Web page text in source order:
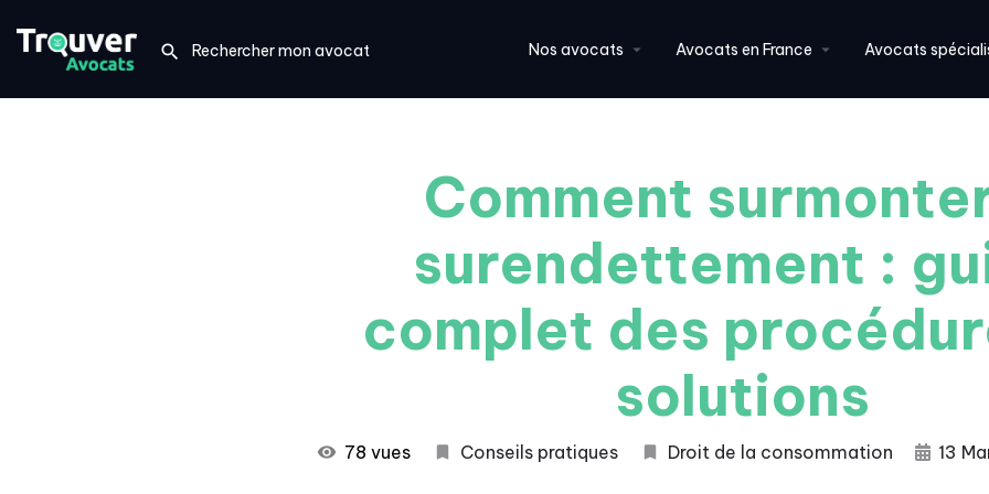
Nos avocats Avocats en France Avocats
Comment
surendettement :
complet des
solutions
78 vues Conseils pratiques Droit de la consommation 13